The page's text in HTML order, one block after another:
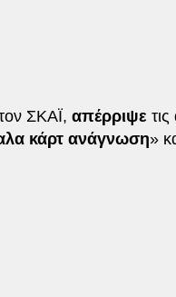
ΣΚΑΪ, απέρριψε
κάρτ ανάγνωση»